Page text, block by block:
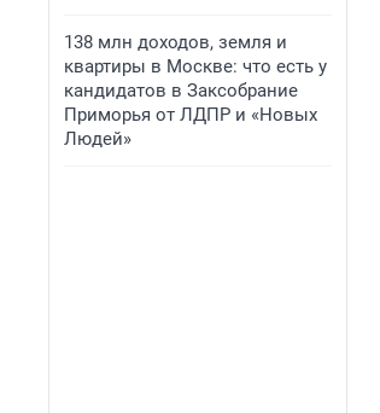
138 млн доходов, земля и
квартиры в Москве: что есть у
кандидатов в Заксобрание
Приморья от ЛДПР и «Новых
Людей»